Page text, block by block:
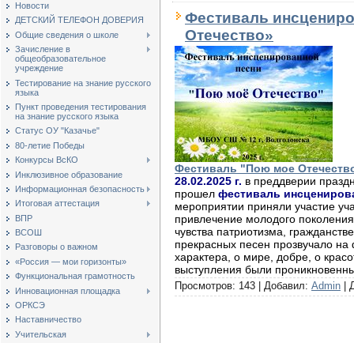
Новости
ДЕТСКИЙ ТЕЛЕФОН ДОВЕРИЯ
Общие сведения о школе
Зачисление в
общеобразовательное
учреждение
Тестирование на знание русского
языка
Пункт проведения тестирования
на знание русского языка
Статус ОУ "Казачье"
80-летие Победы
Конкурсы ВсКО
Инклюзивное образование
Информационная безопасность
Итоговая аттестация
ВПР
ВСОШ
Разговоры о важном
«Россия — мои горизонты»
Функциональная грамотность
Инновационная площадка
ОРКСЭ
Наставничество
Учительская
Фестиваль
Отечество»
Фестиваль "Пою мое
28.02.2025 г. в преддверии
прошел фестиваль
мероприятии приняли участие
привлечение молодого
чувства патриотизма,
прекрасных песен прозвучало на
характера, о мире, добре, о
выступления были
Просмотров: 143 | Добавил: Admin |